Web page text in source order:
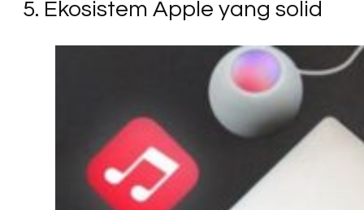
5. Ekosistem Apple yang solid